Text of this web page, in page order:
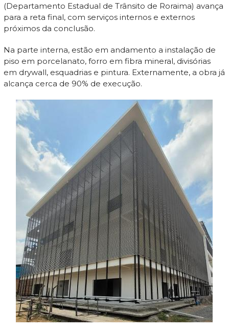
(Departamento Estadual de Trânsito de Roraima) avança
para a reta final, com serviços internos e externos
próximos da conclusão.
Na parte interna, estão em andamento a instalação de
piso em porcelanato, forro em fibra mineral, divisórias
em drywall, esquadrias e pintura. Externamente, a obra já
alcança cerca de 90% de execução.